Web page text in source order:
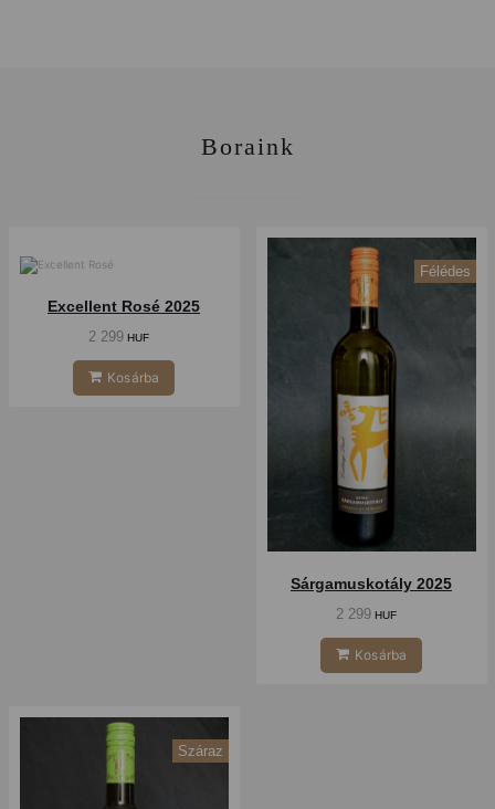
Boraink
Excellent Rosé 2025
2 299HUF
Kosárba
Félédes
Sárgamuskotály 2025
2 299HUF
Kosárba
Száraz